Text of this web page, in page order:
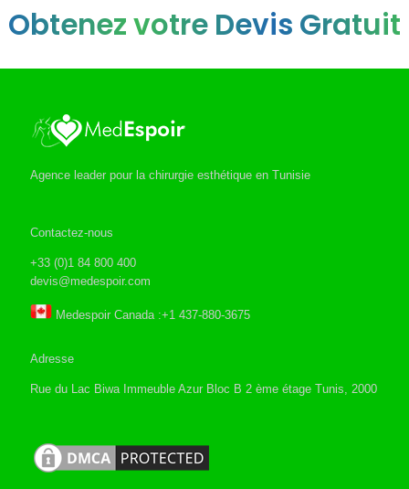
Obtenez votre Devis Gratuit
Agence leader pour la chirurgie esthétique en Tunisie
Contactez-nous
+33 (0)1 84 800 400
devis@medespoir.com
Medespoir Canada :+1 437-880-3675
Adresse
Rue du Lac Biwa Immeuble Azur Bloc B 2 ème étage Tunis, 2000